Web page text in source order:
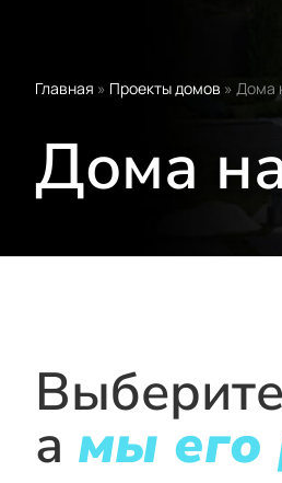
Главная » Проекты домов » Дома
Дома
а мы его